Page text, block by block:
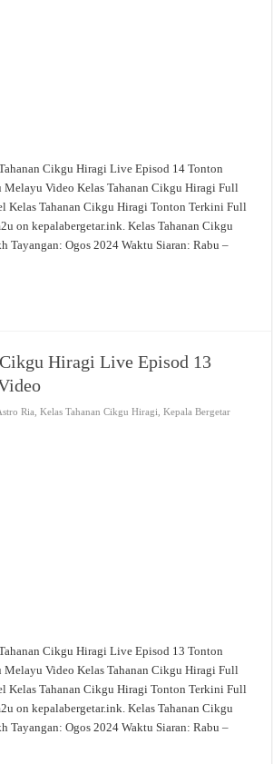
Cikgu Hiragi Live Episod 14 Tonton
Melayu Video Kelas Tahanan Cikgu Hiragi Full
Kelas Tahanan Cikgu Hiragi Tonton Terkini Full
on kepalabergetar.ink. Kelas Tahanan Cikgu
Tayangan: Ogos 2024 Waktu Siaran: Rabu –
Hiragi Live Episod 13
Ria ,Kelas Tahanan Cikgu Hiragi ,Kepala Bergetar
Cikgu Hiragi Live Episod 13 Tonton
Video Kelas Tahanan Cikgu Hiragi Full
Kelas Tahanan Cikgu Hiragi Tonton Terkini Full
on kepalabergetar.ink. Kelas Tahanan Cikgu
Tayangan: Ogos 2024 Waktu Siaran: Rabu –